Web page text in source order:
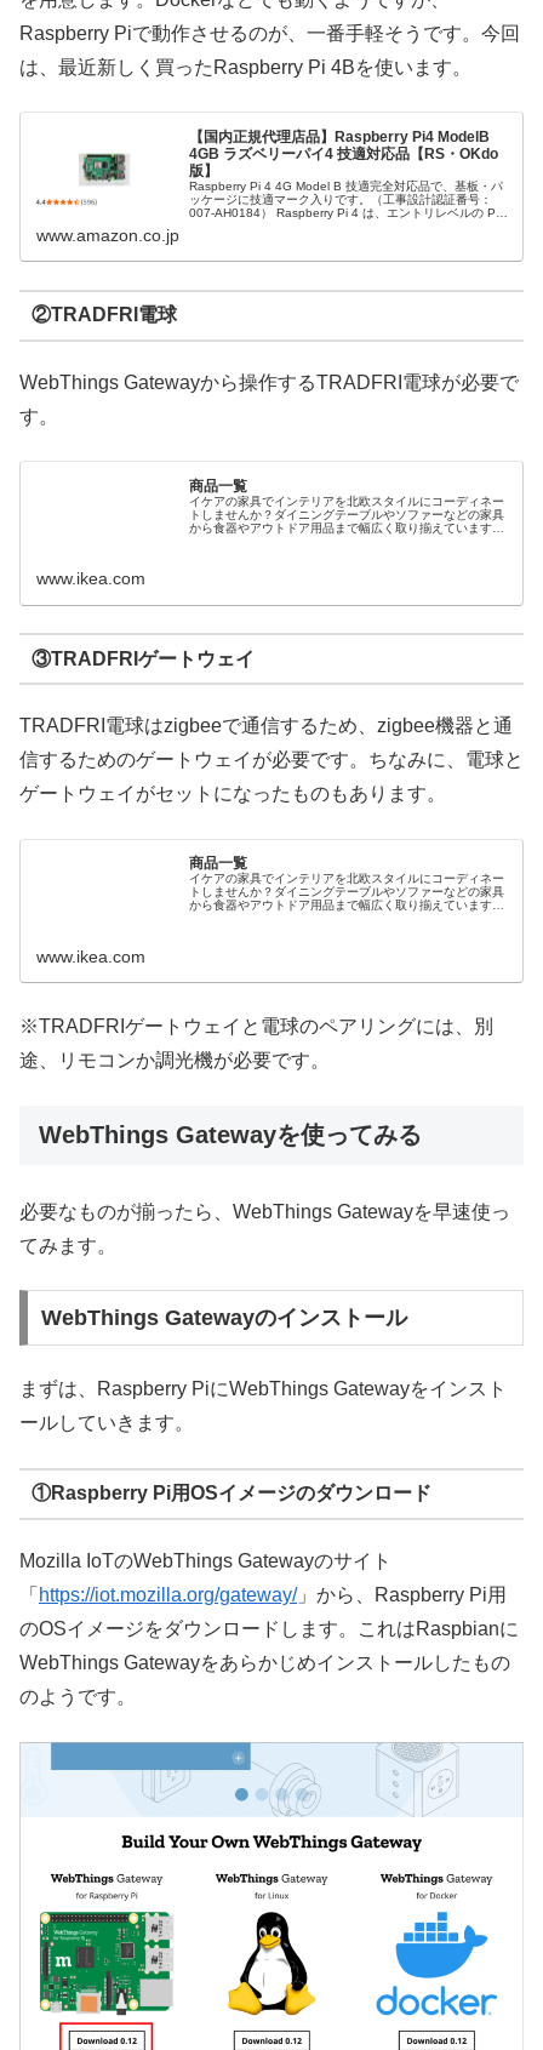
Raspberry Piで動作させるのが、一番手軽そうです。今回
は、最近新しく買ったRaspberry Pi 4Bを使います。
【国内正規代理店品】Raspberry Pi4 ModelB
4GB ラズベリーパイ4 技適対応品【RS・OKdo
版】
Raspberry Pi 4 4G Model B 技適完全対応品で、基板・パ
ッケージに技適マーク入りです。（工事設計認証番号：
007-AH0184） Raspberry Pi 4 は、エントリレベルの PC
www.amazon.co.jp
②TRADFRI電球
WebThings Gatewayから操作するTRADFRI電球が必要で
す。
商品一覧
イケアの家具でインテリアを北欧スタイルにコーディネー
トしませんか？ダイニングテーブルやソファーなどの家具
から食器やアウトドア用品まで幅広く取り揃えています。
www.ikea.com
③TRADFRIゲートウェイ
TRADFRI電球はzigbeeで通信するため、zigbee機器と通
信するためのゲートウェイが必要です。ちなみに、電球と
ゲートウェイがセットになったものもあります。
商品一覧
イケアの家具でインテリアを北欧スタイルにコーディネー
トしませんか？ダイニングテーブルやソファーなどの家具
から食器やアウトドア用品まで幅広く取り揃えています。
www.ikea.com
※TRADFRIゲートウェイと電球のペアリングには、別
途、リモコンか調光機が必要です。
WebThings Gatewayを使ってみる
必要なものが揃ったら、WebThings Gatewayを早速使っ
てみます。
WebThings Gatewayのインストール
まずは、Raspberry PiにWebThings Gatewayをインスト
ールしていきます。
①Raspberry Pi用OSイメージのダウンロード
Mozilla IoTのWebThings Gatewayのサイト
「 https://iot.mozilla.org/gateway/」から、Raspberry Pi用
のOSイメージをダウンロードします。これはRaspbianに
WebThings Gatewayをあらかじめインストールしたもの
のようです。